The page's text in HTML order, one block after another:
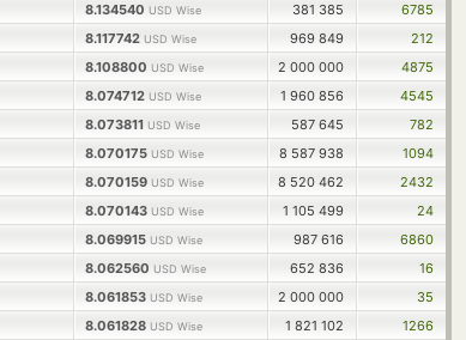
8.134540 USD Wise 381 385
6785
8.117742 USD Wise 969 849
212
8.108800 USD Wise 2 000 000
4875
8.074712 USD Wise 1 960 856
4545
8.073811 USD Wise 587 645
782
8.070175 USD Wise 8 587 938
1094
8.070159 USD Wise 8 520 462
2432
8.070143 USD Wise 1 105 499
24
8.069915 USD Wise 987 616
6860
8.062560 USD Wise 652 836
16
8.061853 USD Wise 2 000 000
35
8.061828 USD Wise 1 821 102
1266